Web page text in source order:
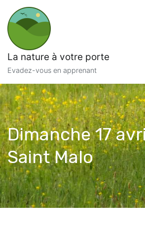
contenu
La nature à votre porte
Evadez-vous en apprenant
Dimanche 17
Saint Malo